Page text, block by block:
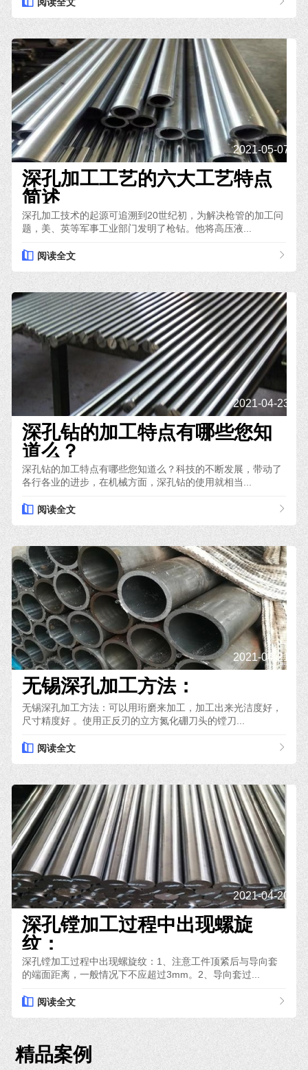
2021-05-07
深孔加工工艺的六大工艺特点
简述
深孔加工技术的起源可追溯到20世纪初，为解决枪管的加工问
题，美、英等军事工业部门发明了枪钻。他将高压液...
阅读全文
2021-04-23
深孔钻的加工特点有哪些您知
道么？
深孔钻的加工特点有哪些您知道么？科技的不断发展，带动了
各行各业的进步，在机械方面，深孔钻的使用就相当...
阅读全文
2021-04-21
无锡深孔加工方法：
无锡深孔加工方法：可以用珩磨来加工，加工出来光洁度好，
尺寸精度好 。使用正反刃的立方氮化硼刀头的镗刀...
阅读全文
2021-04-20
深孔镗加工过程中出现螺旋
纹：
深孔镗加工过程中出现螺旋纹：1、注意工件顶紧后与导向套
的端面距离，一般情况下不应超过3mm。2、导向套过...
阅读全文
精品案例